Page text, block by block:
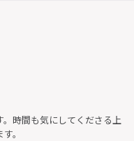
時間も気にしてくださる上
。